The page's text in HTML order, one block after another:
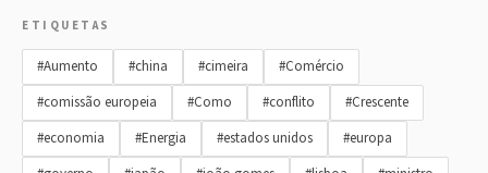
ETIQUETAS
#Aumento #china #cimeira
#Comércio
#comissão europeia
#Como #conflito
#Crescente
#economia
#Energia #estados unidos
#europa